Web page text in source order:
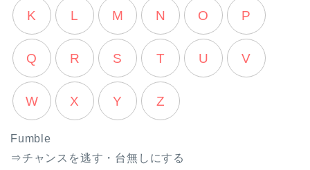
K L M N O P
Q R S T U V
W X Y Z
Fumble
⇒チャンスを逃す・台無しにする